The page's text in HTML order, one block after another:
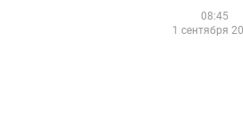
08:45
1 сентября